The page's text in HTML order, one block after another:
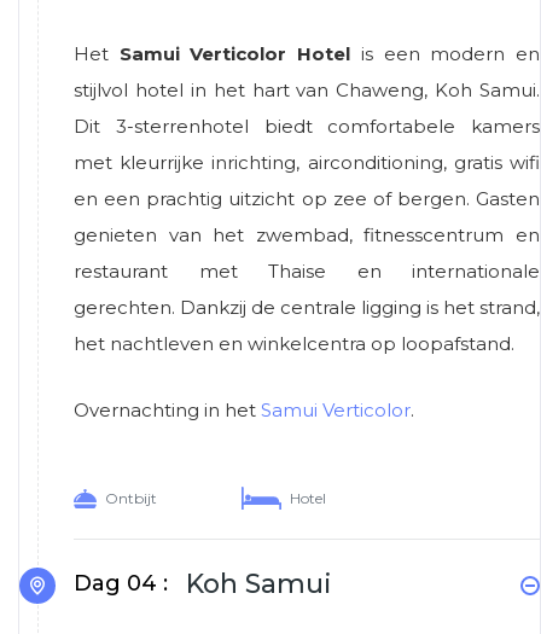
Het Samui Verticolor Hotel is een modern en
stijlvol hotel in het hart van Chaweng, Koh Samui.
Dit 3-sterrenhotel biedt comfortabele kamers
met kleurrijke inrichting, airconditioning, gratis wifi
en een prachtig uitzicht op zee of bergen. Gasten
genieten van het zwembad, fitnesscentrum en
restaurant met Thaise en internationale
gerechten. Dankzij de centrale ligging is het strand,
het nachtleven en winkelcentra op loopafstand.
Overnachting in het Samui Verticolor.
Ontbijt Hotel
Dag 04 : Koh Samui